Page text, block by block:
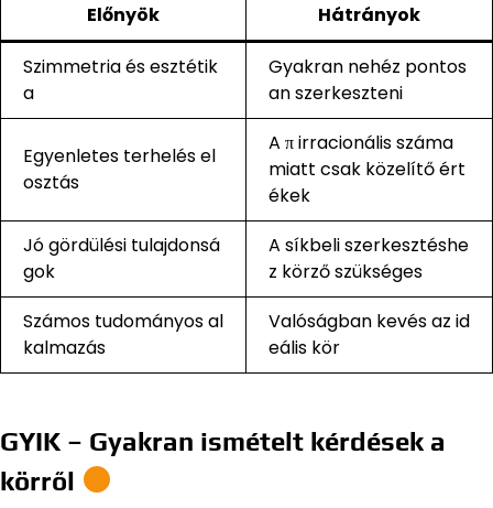
Előnyök Hátrányok
Szimmetria és esztétik
a
Gyakran nehéz pontos
an szerkeszteni
Egyenletes terhelés el
osztás
A π irracionális száma
miatt csak közelítő ért
ékek
Jó gördülési tulajdonsá
gok
A síkbeli szerkesztéshe
z körző szükséges
Számos tudományos al
kalmazás
Valóságban kevés az id
eális kör
GYIK – Gyakran ismételt kérdések a
körről